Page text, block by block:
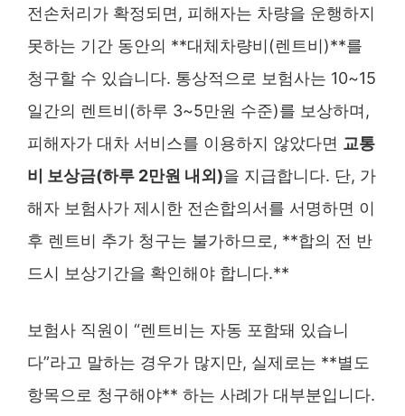
전손처리가 확정되면, 피해자는 차량을 운행하지
못하는 기간 동안의 **대체차량비(렌트비)**를
청구할 수 있습니다. 통상적으로 보험사는 10~15
일간의 렌트비(하루 3~5만원 수준)를 보상하며,
피해자가 대차 서비스를 이용하지 않았다면 교통
비 보상금(하루 2만원 내외)을 지급합니다. 단, 가
해자 보험사가 제시한 전손합의서를 서명하면 이
후 렌트비 추가 청구는 불가하므로, **합의 전 반
드시 보상기간을 확인해야 합니다.**
보험사 직원이 “렌트비는 자동 포함돼 있습니
다”라고 말하는 경우가 많지만, 실제로는 **별도
항목으로 청구해야** 하는 사례가 대부분입니다.